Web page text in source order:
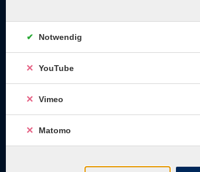
Notwendig
YouTube
Vimeo
Matomo